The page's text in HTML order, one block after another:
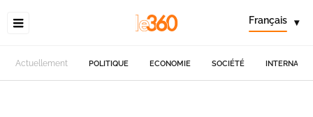
Français ▾
Actuellement POLITIQUE ECONOMIE SOCIÉTÉ